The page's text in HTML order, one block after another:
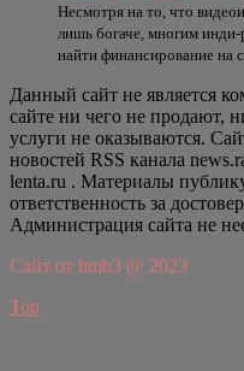
Несмотря на то, что
лишь богаче, многим инди-
найти финансирование на
Данный сайт не является
сайте ни чего не продают,
услуги не оказываются.
новостей RSS канала
lenta.ru . Материалы
ответственность за
Администрация сайта не
Сайт от bmb3 @ 2023
Top